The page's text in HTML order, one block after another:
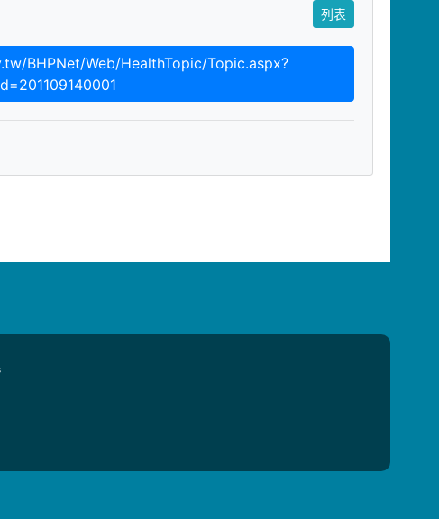
列表
BHPNet/Web/HealthTopic/Topic.aspx?